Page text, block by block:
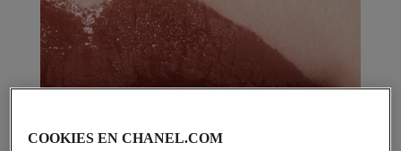
COOKIES EN CHANEL.COM